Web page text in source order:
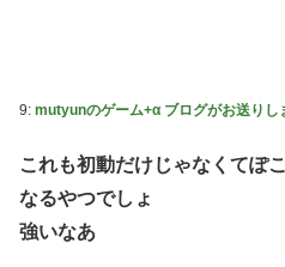
【激震】韓国人「韓国サッ
性接待を行い審判を買収し
韓国の反応
冨里奈央ちゃん、罰ゲームの
木坂46】
モーニング娘。'25『気になる
9: mutyunのゲーム+α ブログがお送りし
これも初動だけじゃなくてぽ
なるやつでしょ
強いなあ